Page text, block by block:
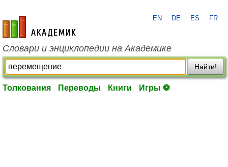
academic.ru
EN DE ES FR
Словари и энциклопедии на Академике
Найти!
Толкования Переводы Книги Игры ⚽